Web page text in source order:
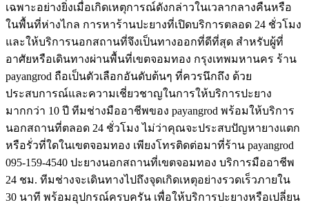
เฉพาะอย่างยิ่งเมื่อเกิดเหตุการณ์ดังกล่าวในเวลากลางคืนหรือ
ในพื้นที่ห่างไกล การหาร้านปะยางที่เปิดบริการตลอด 24 ชั่วโมง
และให้บริการนอกสถานที่จึงเป็นทางออกที่ดีที่สุด สำหรับผู้ที่
อาศัยหรือเดินทางผ่านพื้นที่เขตจอมทอง กรุงเทพมหานคร ร้าน
payangrod ถือเป็นตัวเลือกอันดับต้นๆ ที่ควรนึกถึง ด้วย
ประสบการณ์และความเชี่ยวชาญในการให้บริการปะยาง
มากกว่า 10 ปี ทีมช่างมืออาชีพของ payangrod พร้อมให้บริการ
นอกสถานที่ตลอด 24 ชั่วโมง ไม่ว่าคุณจะประสบปัญหายางแตก
หรือรั่วที่ใดในเขตจอมทอง เพียงโทรติดต่อมาที่ร้าน payangrod
095-159-4540 ปะยางนอกสถานที่เขตจอมทอง บริการมืออาชีพ
24 ชม. ทีมช่างจะเดินทางไปถึงจุดเกิดเหตุอย่างรวดเร็วภายใน
30 นาที พร้อมอุปกรณ์ครบครัน เพื่อให้บริการปะยางหรือเปลี่ยน